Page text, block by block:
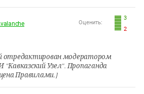
3
2
Оценить:
модератором
Узел". Пропаганда
Правилами.]